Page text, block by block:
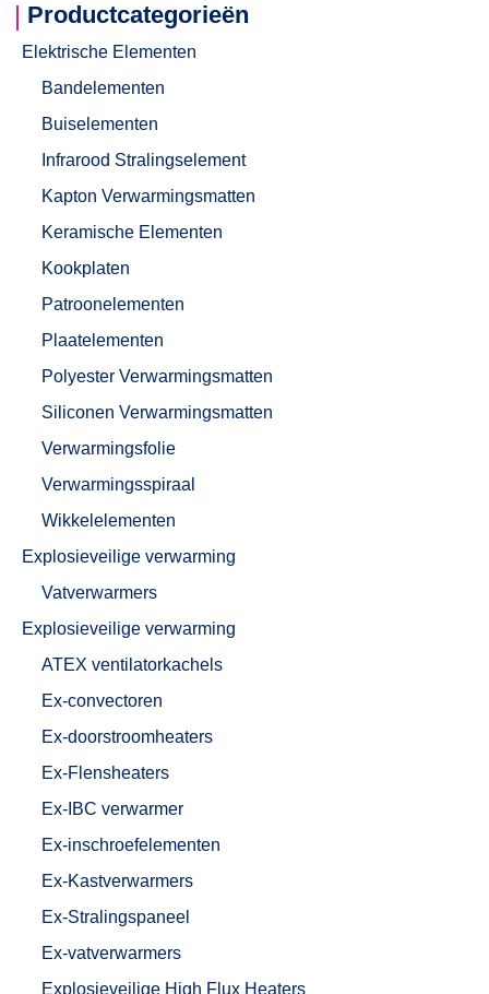
Productcategorieën
Elektrische Elementen
Bandelementen
Buiselementen
Infrarood Stralingselement
Kapton Verwarmingsmatten
Keramische Elementen
Kookplaten
Patroonelementen
Plaatelementen
Polyester Verwarmingsmatten
Siliconen Verwarmingsmatten
Verwarmingsfolie
Verwarmingsspiraal
Wikkelelementen
Explosieveilige verwarming
Vatverwarmers
Explosieveilige verwarming
ATEX ventilatorkachels
Ex-convectoren
Ex-doorstroomheaters
Ex-Flensheaters
Ex-IBC verwarmer
Ex-inschroefelementen
Ex-Kastverwarmers
Ex-Stralingspaneel
Ex-vatverwarmers
Explosieveilige High Flux Heaters